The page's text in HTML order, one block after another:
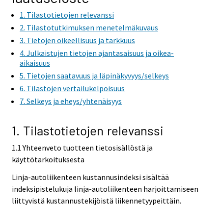
1. Tilastotietojen relevanssi
2. Tilastotutkimuksen menetelmäkuvaus
3. Tietojen oikeellisuus ja tarkkuus
4. Julkaistujen tietojen ajantasaisuus ja oikea-
aikaisuus
5. Tietojen saatavuus ja läpinäkyvyys/selkeys
6. Tilastojen vertailukelpoisuus
7. Selkeys ja eheys/yhtenäisyys
1. Tilastotietojen relevanssi
1.1 Yhteenveto tuotteen tietosisällöstä ja
käyttötarkoituksesta
Linja-autoliikenteen kustannusindeksi sisältää
indeksipistelukuja linja-autoliikenteen harjoittamiseen
liittyvistä kustannustekijöistä liikennetyypeittäin.